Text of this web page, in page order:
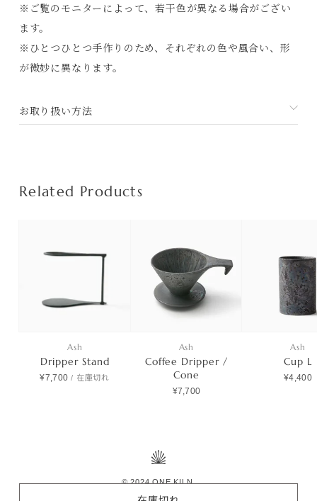
Journals
利用規約
※ご覧のモニターによって、若干色が異なる場合がござい
ます。
※ひとつひとつ手作りのため、それぞれの色や風合い、形
が微妙に異なります。
お取り扱い方法
Related Products
Ash
Dripper Stand
¥7,700 / 在庫切れ
Ash
Coffee Dripper /
Cone
¥7,700
Ash
Cup L
¥4,400
© 2024 ONE KILN.